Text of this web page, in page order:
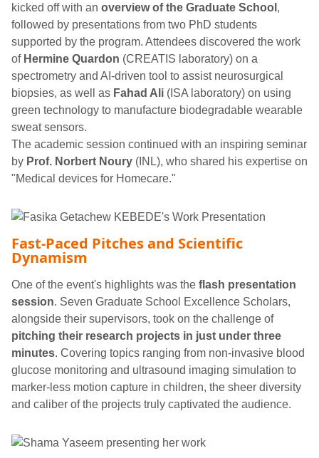
kicked off with an overview of the Graduate School ,
followed by presentations from two PhD students
supported by the program. Attendees discovered the work
of Hermine Quardon (CREATIS laboratory) on a
spectrometry and AI-driven tool to assist neurosurgical
biopsies, as well as Fahad Ali (ISA laboratory) on using
green technology to manufacture biodegradable wearable
sweat sensors.
The academic session continued with an inspiring seminar
by Prof. Norbert Noury (INL), who shared his expertise on
"Medical devices for Homecare."
Fast-Paced Pitches and Scientific
Dynamism
One of the event's highlights was the flash presentation
session. Seven Graduate School Excellence Scholars,
alongside their supervisors, took on the challenge of
pitching their research projects in just under three
minutes. Covering topics ranging from non-invasive blood
glucose monitoring and ultrasound imaging simulation to
marker-less motion capture in children, the sheer diversity
and caliber of the projects truly captivated the audience.